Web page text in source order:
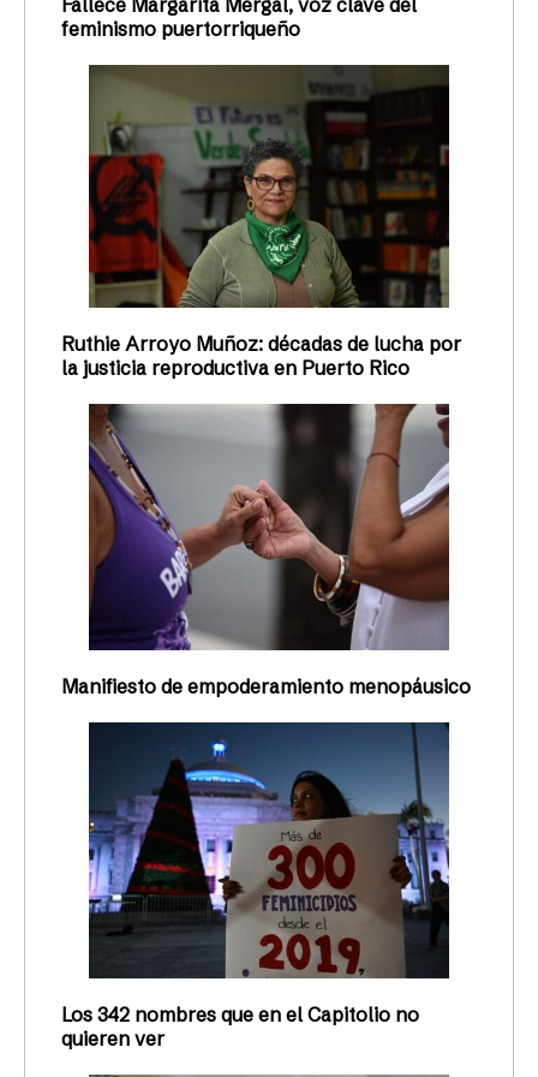
Fallece Margarita Mergal, voz clave del
feminismo puertorriqueño
Ruthie Arroyo Muñoz: décadas de lucha por
la justicia reproductiva en Puerto Rico
Manifiesto de empoderamiento menopáusico
Los 342 nombres que en el Capitolio no
quieren ver